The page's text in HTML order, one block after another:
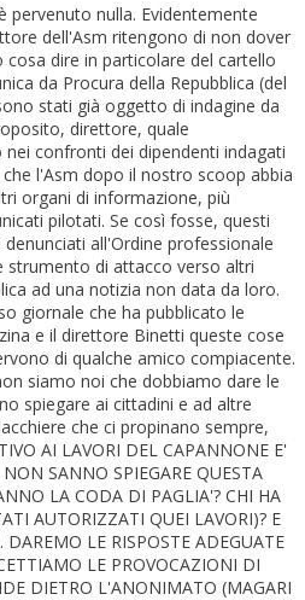
pervenuto nulla. Evidentemente
dell'Asm ritengono di non dover
dire in particolare del cartello
da Procura della Repubblica (del
stati già oggetto di indagine da
direttore, quale
confronti dei dipendenti indagati
l'Asm dopo il nostro scoop abbia
organi di informazione, più
pilotati. Se così fosse, questi
all'Ordine professionale
strumento di attacco verso altri
ad una notizia non data da loro.
giornale che ha pubblicato le
e il direttore Binetti queste cose
di qualche amico compiacente.
siamo noi che dobbiamo dare le
spiegare ai cittadini e ad altre
che ci propinano sempre,
AI LAVORI DEL CAPANNONE E'
SANNO SPIEGARE QUESTA
LA CODA DI PAGLIA'? CHI HA
AUTORIZZATI QUEI LAVORI)? E
LE RISPOSTE ADEGUATE
LE PROVOCAZIONI DI
DIETRO L'ANONIMATO (MAGARI